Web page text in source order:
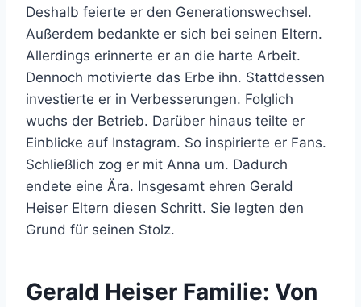
Deshalb feierte er den Generationswechsel.
Außerdem bedankte er sich bei seinen Eltern.
Allerdings erinnerte er an die harte Arbeit.
Dennoch motivierte das Erbe ihn. Stattdessen
investierte er in Verbesserungen. Folglich
wuchs der Betrieb. Darüber hinaus teilte er
Einblicke auf Instagram. So inspirierte er Fans.
Schließlich zog er mit Anna um. Dadurch
endete eine Ära. Insgesamt ehren Gerald
Heiser Eltern diesen Schritt. Sie legten den
Grund für seinen Stolz.
Gerald Heiser Familie: Von